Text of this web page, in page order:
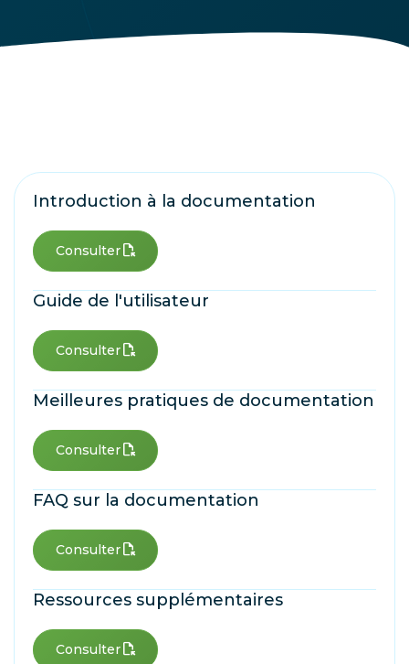
Introduction à la documentation
Consulterfile_open
Guide de l'utilisateur
Consulterfile_open
Meilleures pratiques de documentation
Consulterfile_open
FAQ sur la documentation
Consulterfile_open
Ressources supplémentaires
Consulterfile_open